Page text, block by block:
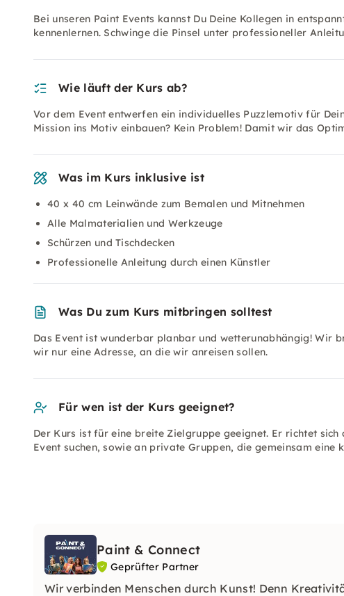
Bei unseren Paint Events kannst Du Deine Kollegen in
kennenlernen. Schwinge die Pinsel unter professioneller
Wie läuft der Kurs ab?
Vor dem Event entwerfen ein individuelles Puzzlemotiv für
Mission ins Motiv einbauen? Kein Problem! Damit wir das
Was im Kurs inklusive ist
40 x 40 cm Leinwände zum Bemalen und Mitnehmen
Alle Malmaterialien und Werkzeuge
Schürzen und Tischdecken
Professionelle Anleitung durch einen Künstler
Was Du zum Kurs mitbringen solltest
Das Event ist wunderbar planbar und wetterunabhängig! Wir
wir nur eine Adresse, an die wir anreisen sollen.
Für wen ist der Kurs geeignet?
Der Kurs ist für eine breite Zielgruppe geeignet. Er richtet
Event suchen, sowie an private Gruppen, die gemeinsam eine
Paint & Connect
Geprüfter Partner
Wir verbinden Menschen durch Kunst! Denn